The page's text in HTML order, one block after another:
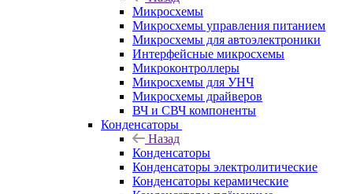
Микросхемы
Микросхемы управления питанием
Микросхемы для автоэлектроники
Интерфейсные микросхемы
Микроконтроллеры
Микросхемы для УНЧ
Микросхемы драйверов
ВЧ и СВЧ компоненты
Конденсаторы
Назад
Конденсаторы
Конденсаторы электролитические
Конденсаторы керамические